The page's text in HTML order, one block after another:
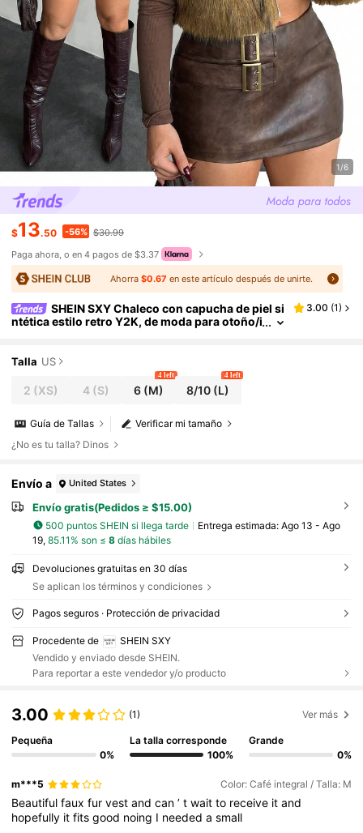
1/6
$13.50 -56% $30.99
Paga ahora, o en 4 pagos de $3.37
Ahorra $0.67 en este artículo después de unirte.
SHEIN SXY Chaleco con capucha de piel si
ntética estilo retro Y2K, de moda para otoño/i
3.00 (1)
Talla US
2 (XS) 4(S) 6(M)
4 left
8/10 (L)
4 left
Verificar mi tamaño
Guía de Tallas
¿No es tu talla? Dinos
Envío a United States
Envío gratis(Pedidos ≥ $15.00)
500 puntos SHEIN si llega tarde Entrega estimada: Ago 13 - Ago
19, 85.11% son ≤ 8días hábiles
Devoluciones gratuitas en 30 días
Se aplican los términos y condiciones
Pagos seguros · Protección de privacidad
Procedente de
SHEIN SXY
Vendido y enviado desde SHEIN.
Para reportar a este vendedor y/o producto
3.00 (1) Ver más
Pequeña
0%
La talla corresponde
100%
Grande
0%
m***5 Color: Café integral / Talla: M
Beautifulfauxfurvestandcan’twaitto receive itand
hopefully itfitsgood noing I neededasmall